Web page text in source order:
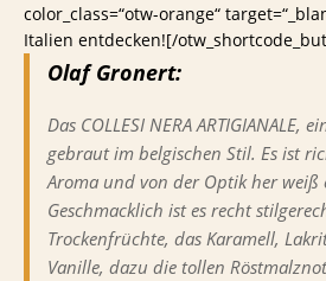
color_class=“otw-orange“
Italien entdecken![/
Olaf Gronert:
Das COLLESI NERA ARTIGIANALE,
gebraut im belgischen Stil. Es ist
Aroma und von der Optik her weiß
Geschmacklich ist es recht
Trockenfrüchte, das Karamell,
Vanille, dazu die tollen